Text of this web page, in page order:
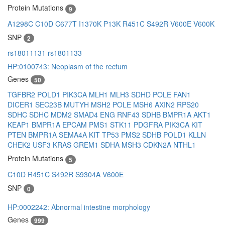
Protein Mutations
9
A1298C C10D C677T I1370K P13K R451C S492R V600E V600K
SNP
2
rs18011131 rs1801133
HP:0100743: Neoplasm of the rectum
Genes
50
TGFBR2 POLD1 PIK3CA MLH1 MLH3 SDHD POLE FAN1
DICER1 SEC23B MUTYH MSH2 POLE MSH6 AXIN2 RPS20
SDHC SDHC MDM2 SMAD4 ENG RNF43 SDHB BMPR1A AKT1
KEAP1 BMPR1A EPCAM PMS1 STK11 PDGFRA PIK3CA KIT
PTEN BMPR1A SEMA4A KIT TP53 PMS2 SDHB POLD1 KLLN
CHEK2 USF3 KRAS GREM1 SDHA MSH3 CDKN2A NTHL1
Protein Mutations
5
C10D R451C S492R S9304A V600E
SNP
0
HP:0002242: Abnormal intestine morphology
Genes
999